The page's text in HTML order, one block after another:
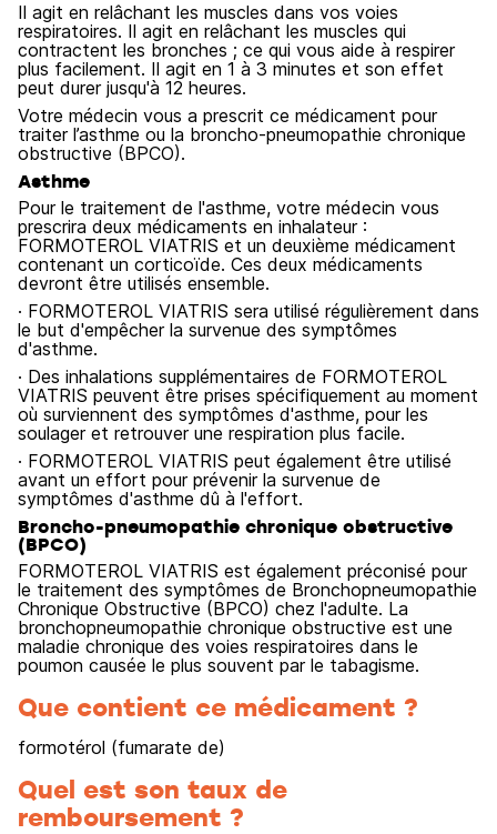
Il agit en relâchant les muscles dans vos voies
respiratoires. Il agit en relâchant les muscles qui
contractent les bronches ; ce qui vous aide à respirer
plus facilement. Il agit en 1 à 3 minutes et son effet
peut durer jusqu'à 12 heures.
Votre médecin vous a prescrit ce médicament pour
traiter l’asthme ou la broncho-pneumopathie chronique
obstructive (BPCO).
Asthme
Pour le traitement de l'asthme, votre médecin vous
prescrira deux médicaments en inhalateur :
FORMOTEROL VIATRIS et un deuxième médicament
contenant un corticoïde. Ces deux médicaments
devront être utilisés ensemble.
· FORMOTEROL VIATRIS sera utilisé régulièrement dans
le but d'empêcher la survenue des symptômes
d'asthme.
· Des inhalations supplémentaires de FORMOTEROL
VIATRIS peuvent être prises spécifiquement au moment
où surviennent des symptômes d'asthme, pour les
soulager et retrouver une respiration plus facile.
· FORMOTEROL VIATRIS peut également être utilisé
avant un effort pour prévenir la survenue de
symptômes d'asthme dû à l'effort.
Broncho-pneumopathie chronique obstructive
(BPCO)
FORMOTEROL VIATRIS est également préconisé pour
le traitement des symptômes de Bronchopneumopathie
Chronique Obstructive (BPCO) chez l'adulte. La
bronchopneumopathie chronique obstructive est une
maladie chronique des voies respiratoires dans le
poumon causée le plus souvent par le tabagisme.
Que contient ce médicament ?
formotérol (fumarate de)
Quel est son taux de
remboursement ?